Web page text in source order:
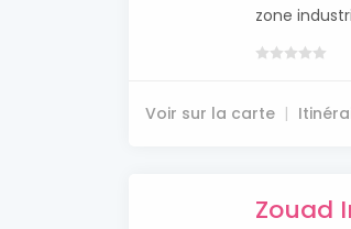
zone
Voir sur la carte
Zouad